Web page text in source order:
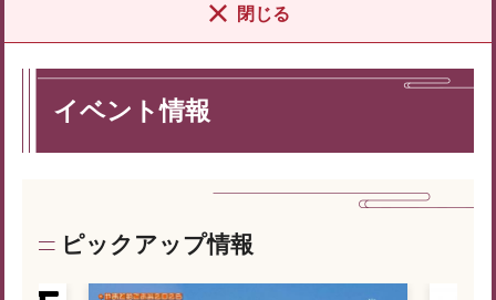
閉じる
イベント情報
ピックアップ情報